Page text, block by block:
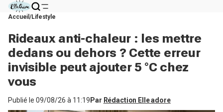
Accueil Lifestyle
Rideaux anti-chaleur : les mettre
dedans ou dehors ? Cette erreur
invisible peut ajouter 5 °C chez
vous
Publié le 09/08/26 à 11:19 Par Rédaction Elle adore